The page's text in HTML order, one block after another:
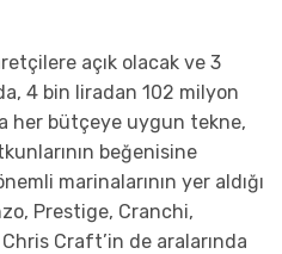
açık olacak ve 3
4 bin liradan 102 milyon
her bütçeye uygun tekne,
beğenisine
marinalarının yer aldığı
Prestige, Cranchi,
Craft’in de aralarında